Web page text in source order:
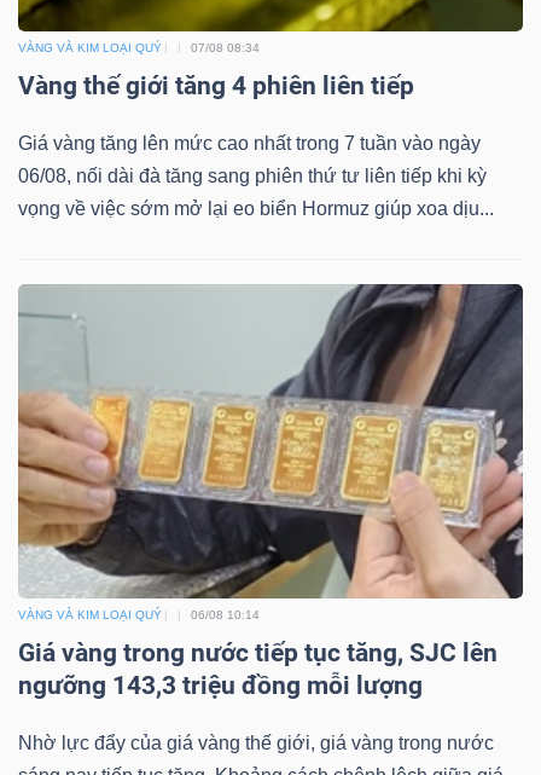
VÀNG VÀ KIM LOẠI QUÝ 07/08 08:34
Vàng thế giới tăng 4 phiên liên tiếp
Giá vàng tăng lên mức cao nhất trong 7 tuần vào ngày
06/08, nối dài đà tăng sang phiên thứ tư liên tiếp khi kỳ
vọng về việc sớm mở lại eo biển Hormuz giúp xoa dịu...
VÀNG VÀ KIM LOẠI QUÝ 06/08 10:14
Giá vàng trong nước tiếp tục tăng, SJC lên
ngưỡng 143,3 triệu đồng mỗi lượng
Nhờ lực đẩy của giá vàng thế giới, giá vàng trong nước